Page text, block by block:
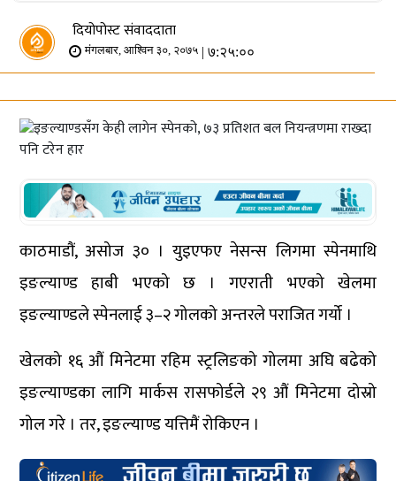
दियोपोस्ट संवाददाता
मंगलबार, आश्विन ३०, २०७५ | ७:२५:००
काठमाडौं, असोज ३० । युइएफए नेसन्स लिगमा स्पेनमाथि
इङल्याण्ड हाबी भएको छ । गएराती भएको खेलमा
इङल्याण्डले स्पेनलाई ३–२ गोलको अन्तरले पराजित गर्यो ।
खेलको १६ औं मिनेटमा रहिम स्ट्रलिङको गोलमा अघि बढेको
इङल्याण्डका लागि मार्कस रासफोर्डले २९ औं मिनेटमा दोस्रो
गोल गरे । तर, इङल्याण्ड यत्तिमैं रोकिएन ।